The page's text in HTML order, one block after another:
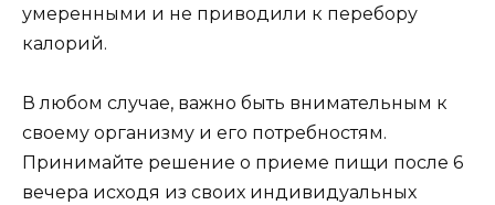
умеренными и не приводили к перебору
калорий.
В любом случае, важно быть внимательным к
своему организму и его потребностям.
Принимайте решение о приеме пищи после 6
вечера исходя из своих индивидуальных